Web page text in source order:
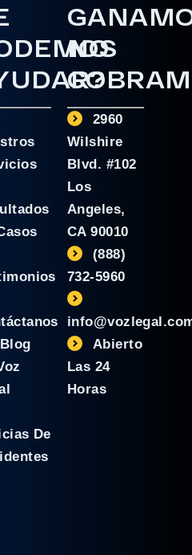
Blog
De
NO
2960
Wilshire
Blvd. #102
Los
Angeles,
CA 90010
(888)
732-5960
Abierto
Las 24
Horas